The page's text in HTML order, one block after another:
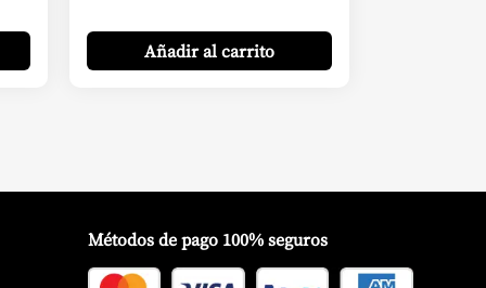
Añadiral carrito
Métodos de pago 100% seguros